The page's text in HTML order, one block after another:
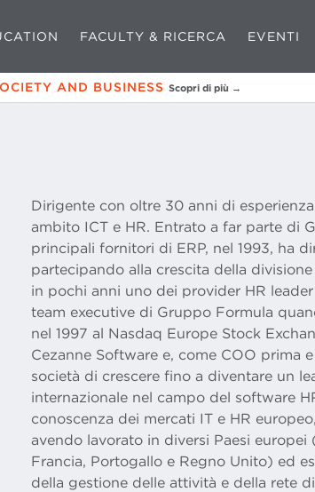
FACULTY & RICERCA EVENTI
AND BUSINESS Scopri di più →
Dirigente con oltre 30 anni di
ambito ICT e HR. Entrato a far parte di
principali fornitori di ERP, nel 1993, ha
partecipando alla crescita della
in pochi anni uno dei provider HR
team executive di Gruppo Formula
nel 1997 al Nasdaq Europe Stock
Cezanne Software e, come COO prima
società di crescere fino a diventare un
internazionale nel campo del software
conoscenza dei mercati IT e HR
avendo lavorato in diversi Paesi europei
Francia, Portogallo e Regno Unito) ed
della gestione delle attività e della rete